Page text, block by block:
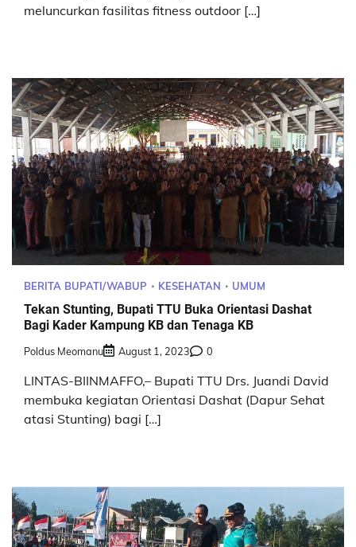
meluncurkan fasilitas fitness outdoor […]
BERITA BUPATI/WABUP KESEHATAN UMUM
Tekan Stunting, Bupati TTU Buka Orientasi Dashat
Bagi Kader Kampung KB dan Tenaga KB
Poldus Meomanu August 1, 2023 0
LINTAS-BIINMAFFO,– Bupati TTU Drs. Juandi David
membuka kegiatan Orientasi Dashat (Dapur Sehat
atasi Stunting) bagi […]